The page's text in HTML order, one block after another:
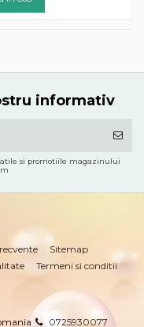
informativ
si promotiile magazinului
Sitemap
Termeni si conditii
0725930077